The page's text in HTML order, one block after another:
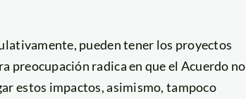
pueden tener los proyectos
preocupación radica en que el Acuerdo no
estos impactos, asimismo, tampoco